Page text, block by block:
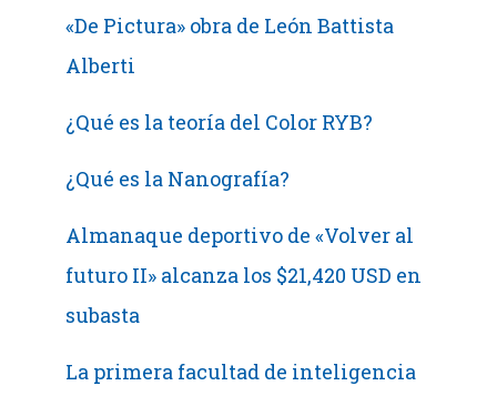
«De Pictura» obra de León Battista
Alberti
¿Qué es la teoría del Color RYB?
¿Qué es la Nanografía?
Almanaque deportivo de «Volver al
futuro II» alcanza los $21,420 USD en
subasta
La primera facultad de inteligencia